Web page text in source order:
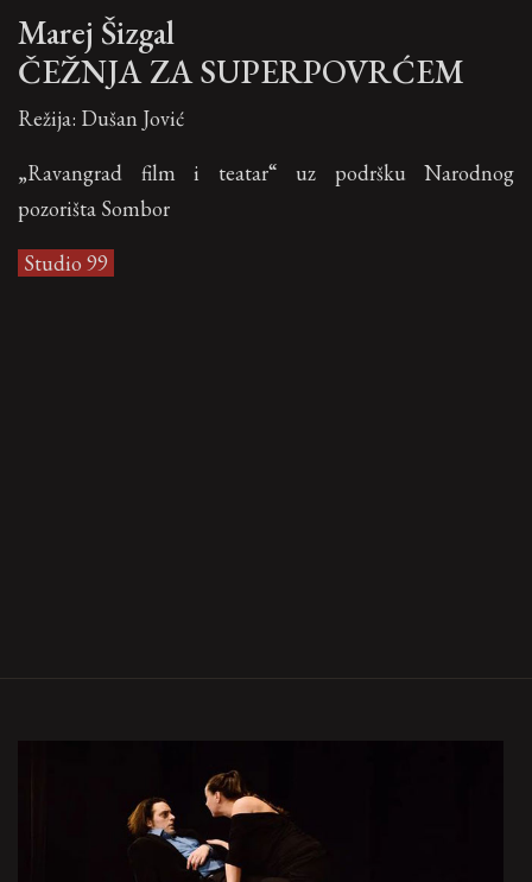
Marej Šizgal
ČEŽNJA ZA SUPERPOVRĆEM
Režija: Dušan Jović
„Ravangrad film i teatar“ uz podršku Narodnog
pozorišta Sombor
Studio 99